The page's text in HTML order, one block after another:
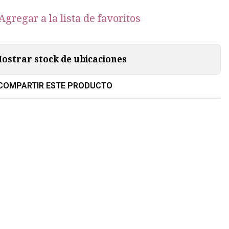
a la lista de favoritos
stock de ubicaciones
ESTE PRODUCTO